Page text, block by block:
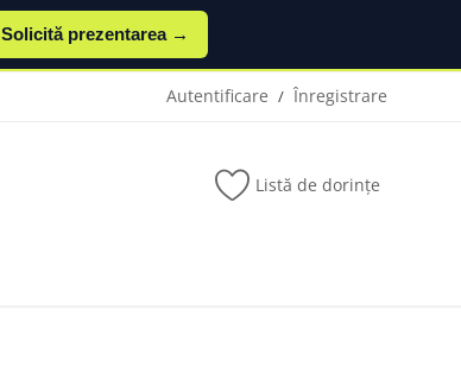
Solicită prezentarea →
Autentificare / Înregistrare
Listă de dorințe